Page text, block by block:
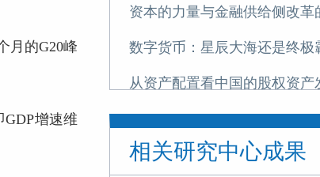
月的G20峰
增速维
资本的力量与金融供给侧改革
数字货币：星辰大海还是终极
邵宇与观点对话：房地产新路
相关研究中心成果